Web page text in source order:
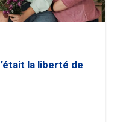
la liberté de